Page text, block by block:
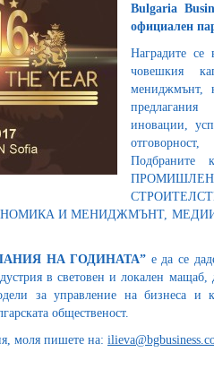
Bulgaria
официален
Наградите се
човешкия
мениджмънт,
предлагания
иновации,
Подбраните
И МЕНИДЖМЪНТ,
НА ГОДИНАТА” е да се
в световен и локален
за управление на бизнеса и
общественост.
моля пишете на: